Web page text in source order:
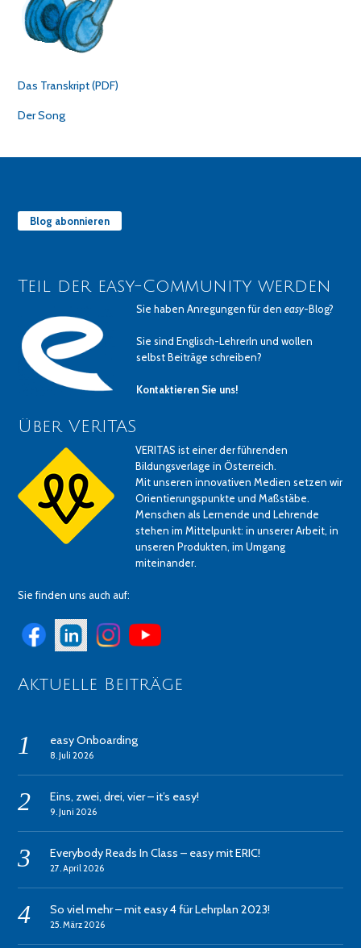
Das Transkript (PDF)
Der Song
Blog abonnieren
Teil der easy-Community werden
Sie haben Anregungen für deneasy-Blog?
Sie sind Englisch-LehrerIn und wollen
selbst Beiträge schreiben?
Kontaktieren Sie uns!
Über VERITAS
VERITAS ist einer der führenden
Bildungsverlage in Österreich.
Mit unseren innovativen Medien setzen wir
Orientierungspunkte und Maßstäbe.
Menschen als Lernende und Lehrende
stehen im Mittelpunkt: in unserer Arbeit, in
unseren Produkten, im Umgang
miteinander.
Sie finden uns auch auf:
Aktuelle Beiträge
easy Onboarding
8. Juli 2026
Eins, zwei, drei, vier – it’s easy!
9. Juni 2026
Everybody Reads In Class – easy mit ERIC!
27. April 2026
So viel mehr – mit easy 4 für Lehrplan 2023!
25. März 2026